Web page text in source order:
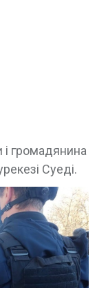
і громадянина
Суеді.